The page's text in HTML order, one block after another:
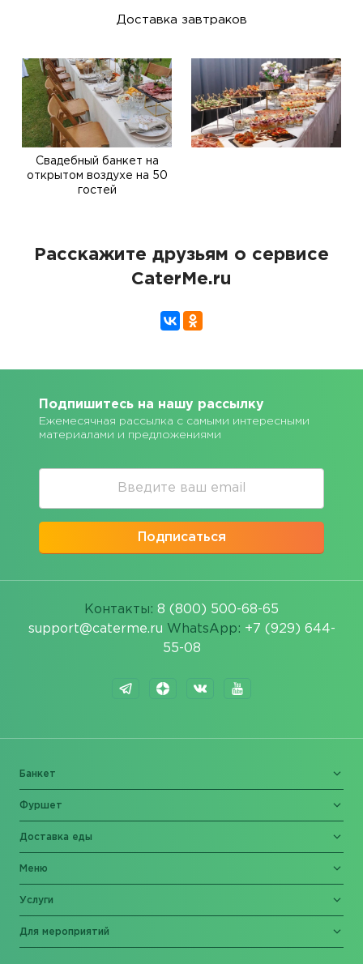
Доставка завтраков
Свадебный банкет на
открытом воздухе на 50
гостей
Расскажите друзьям о сервисе
CaterMe.ru
Подпишитесь на нашу рассылку
Ежемесячная рассылка с самыми интересными
материалами и предложениями
Подписаться
Контакты: 8 (800) 500-68-65
support@caterme.ru WhatsApp: +7 (929) 644-
55-08
Банкет
Фуршет
Доставка еды
Меню
Услуги
Для мероприятий